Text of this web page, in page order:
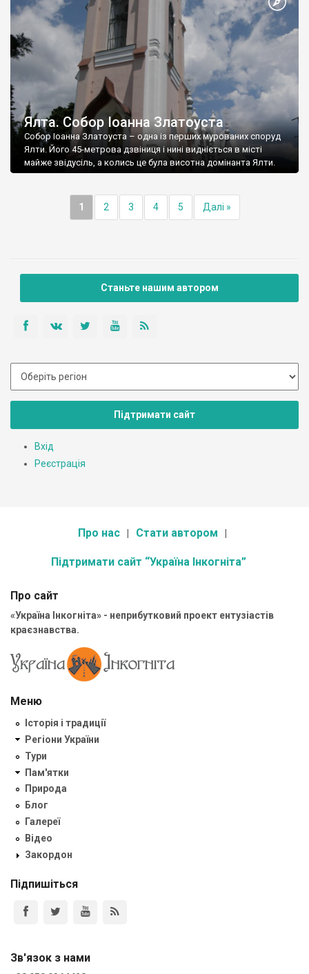
Ялта. Собор Іоанна Златоуста
Собор Іоанна Златоуста – одна із перших мурованих споруд
Ялти. Його 45-метрова дзвіниця і нині видніється в місті
майже звідусіль, а колись це була висотна домінанта Ялти.
1 2 3 4 5 Далі »
Станьте нашим автором
Підтримати сайт
Вхід
Реєстрація
Про нас Стати автором
Підтримати сайт “Україна Інкогніта”
Про сайт
«Україна Інкогніта» - неприбутковий проект ентузіастів
краєзнавства.
Меню
Історія і традиції
Регіони України
Тури
Пам'ятки
Природа
Блог
Галереї
Відео
Закордон
Підпишіться
Зв'язок з нами